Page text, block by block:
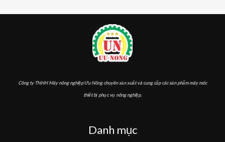
Công ty TNHH Máy nông nghiệp Ưu Nông chuyên sản xuất và cung cấp các sản phẩm máy móc
thiết bị phục vụ nông nghiệp.
Danh mục